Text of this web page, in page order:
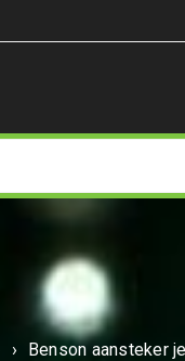
› Benson aansteker